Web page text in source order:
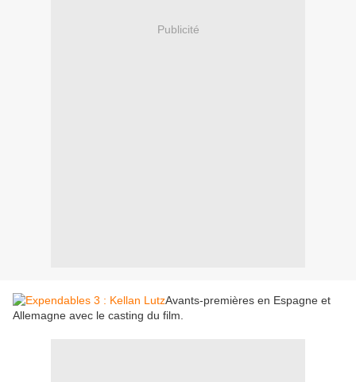
Publicité
Avants-premières en Espagne et
Allemagne avec le casting du film.